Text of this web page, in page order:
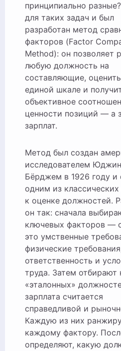
принципиально
для таких задач и был
разработан метод
факторов (Factor
Method): он позволяет
любую должность на
составляющие,
единой шкале и
объективное
ценности позиций — а
зарплат.
Метод был создан
исследователем
Бёрджем в 1926 году и
одним из
к оценке должностей.
он так: сначала
ключевых факторов —
это умственные
физические
ответственность и
труда. Затем отбирают
«эталонных»
зарплата считается
справедливой и
Каждую из них
каждому фактору.
определяют, какую